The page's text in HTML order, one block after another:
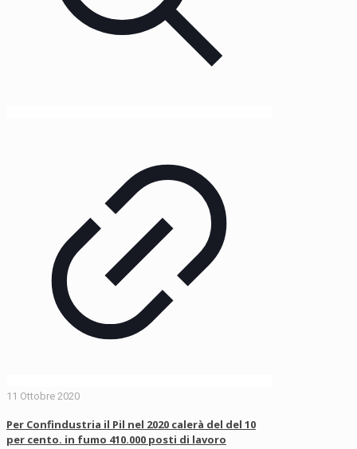
11 Ottobre 2020
Per Confindustria il Pil nel 2020 calerà del del 10
per cento. in fumo 410.000 posti di lavoro